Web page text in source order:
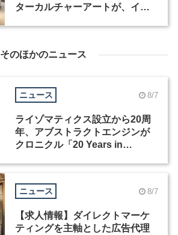
ターカルチャーアートが、イン
そのほかのニュース
ニュース 8/7
ライゾマティクス設立から20周
年、アブストラクトエンジンが
クロニクル「20 Years in
ニュース 8/7
【求人情報】ダイレクトマーケ
ティングを主軸とした広告代理